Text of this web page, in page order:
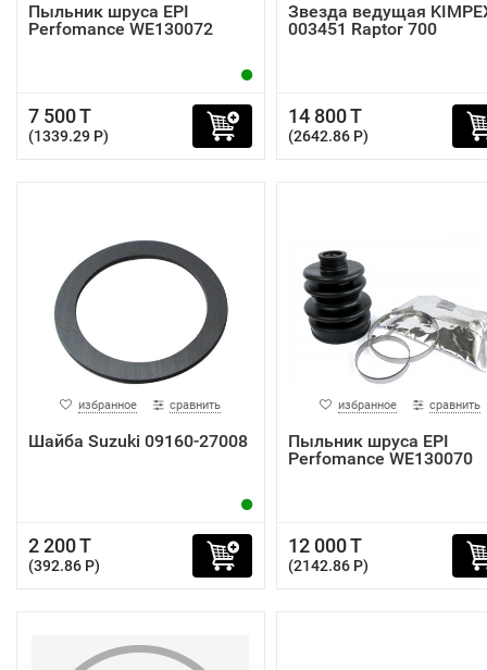
Пыльник шруса EPI
Perfomance WE130072
7 500 T
(1339.29 P)
Звезда ведущая
003451 Raptor 700
14 800 T
(2642.86 P)
избранное сравнить
Шайба Suzuki 09160-27008
2 200 T
(392.86 P)
избранное сравнить
Пыльник шруса EPI
Perfomance WE130070
12 000 T
(2142.86 P)